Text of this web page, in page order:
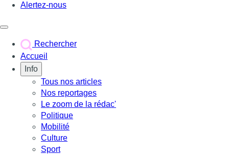
Alertez-nous
Rechercher
Accueil
Info
Tous nos articles
Nos reportages
Le zoom de la rédac'
Politique
Mobilité
Culture
Sport